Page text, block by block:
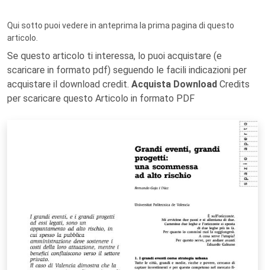
Qui sotto puoi vedere in anteprima la prima pagina di questo
articolo.
Se questo articolo ti interessa, lo puoi acquistare (e
scaricare in formato pdf) seguendo le facili indicazioni per
acquistare il download credit. Acquista Download Credits
per scaricare questo Articolo in formato PDF